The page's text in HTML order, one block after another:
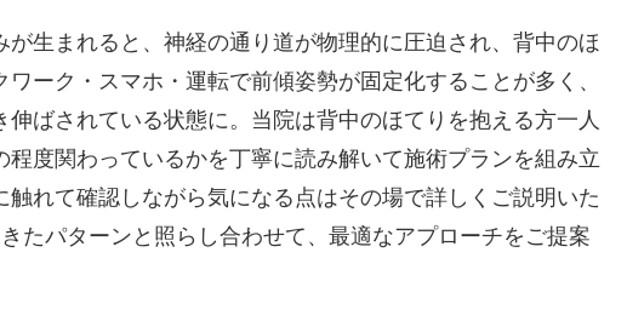
生まれると、神経の通り道が物理的に圧迫され、背中のほ
ーク・スマホ・運転で前傾姿勢が固定化することが多く、
ばされている状態に。当院は背中のほてりを抱える方一人
度関わっているかを丁寧に読み解いて施術プランを組み立
れて確認しながら気になる点はその場で詳しくご説明いた
たパターンと照らし合わせて、最適なアプローチをご提案